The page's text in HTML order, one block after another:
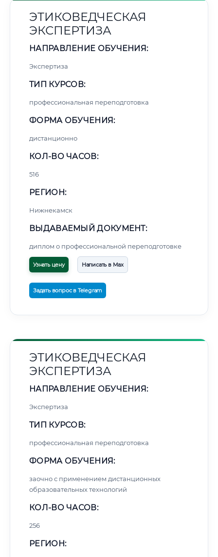
ЭТИКОВЕДЧЕСКАЯ
ЭКСПЕРТИЗА
НАПРАВЛЕНИЕ ОБУЧЕНИЯ:
Экспертиза
ТИП КУРСОВ:
профессиональная переподготовка
ФОРМА ОБУЧЕНИЯ:
дистанционно
КОЛ-ВО ЧАСОВ:
516
РЕГИОН:
Нижнекамск
ВЫДАВАЕМЫЙ ДОКУМЕНТ:
диплом о профессиональной переподготовке
Узнать цену Написать в Max
Задать вопрос в Telegram
ЭТИКОВЕДЧЕСКАЯ
ЭКСПЕРТИЗА
НАПРАВЛЕНИЕ ОБУЧЕНИЯ:
Экспертиза
ТИП КУРСОВ:
профессиональная переподготовка
ФОРМА ОБУЧЕНИЯ:
заочно с применением дистанционных
образовательных технологий
КОЛ-ВО ЧАСОВ:
256
РЕГИОН: